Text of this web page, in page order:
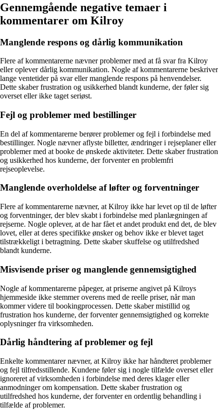
Gennemgående negative temaer i
kommentarer om Kilroy
Manglende respons og dårlig kommunikation
Flere af kommentarerne nævner problemer med at få svar fra Kilroy
eller oplever dårlig kommunikation. Nogle af kommentarerne beskriver
lange ventetider på svar eller manglende respons på henvendelser.
Dette skaber frustration og usikkerhed blandt kunderne, der føler sig
overset eller ikke taget seriøst.
Fejl og problemer med bestillinger
En del af kommentarerne berører problemer og fejl i forbindelse med
bestillinger. Nogle nævner aflyste billetter, ændringer i rejseplaner eller
problemer med at booke de ønskede aktiviteter. Dette skaber frustration
og usikkerhed hos kunderne, der forventer en problemfri
rejseoplevelse.
Manglende overholdelse af løfter og forventninger
Flere af kommentarerne nævner, at Kilroy ikke har levet op til de løfter
og forventninger, der blev skabt i forbindelse med planlægningen af
rejserne. Nogle oplever, at de har fået et andet produkt end det, de blev
lovet, eller at deres specifikke ønsker og behov ikke er blevet taget
tilstrækkeligt i betragtning. Dette skaber skuffelse og utilfredshed
blandt kunderne.
Misvisende priser og manglende gennemsigtighed
Nogle af kommentarerne påpeger, at priserne angivet på Kilroys
hjemmeside ikke stemmer overens med de reelle priser, når man
kommer videre til bookingprocessen. Dette skaber mistillid og
frustration hos kunderne, der forventer gennemsigtighed og korrekte
oplysninger fra virksomheden.
Dårlig håndtering af problemer og fejl
Enkelte kommentarer nævner, at Kilroy ikke har håndteret problemer
og fejl tilfredsstillende. Kundene føler sig i nogle tilfælde overset eller
ignoreret af virksomheden i forbindelse med deres klager eller
anmodninger om kompensation. Dette skaber frustration og
utilfredshed hos kunderne, der forventer en ordentlig behandling i
tilfælde af problemer.